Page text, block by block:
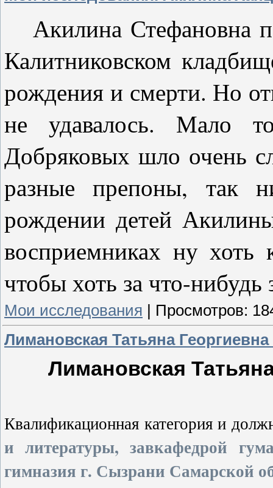
Акилина Стефановна
Калитниковском
рождения и смерти. Но
не удавалось. Мало
Добряковых шло очень
разные препоны, так
рождении детей
восприемниках ну хоть
чтобы хоть за что-нибудь
Мои исследования Просмотров:
Лимановская Татьяна
Лимановская
Квалификационная категория и
и литературы, завкафедрой
гимназия г. Сызрани Самарской